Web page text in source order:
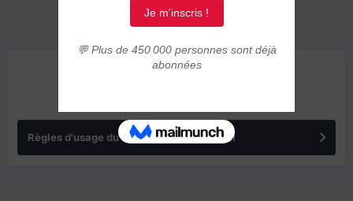
Règles d'usage du forum IMMIGRER.COM